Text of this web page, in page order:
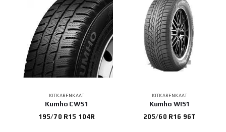
KITKARENKAAT
Kumho CW51
195/70 R15 104R
KITKARENKAAT
Kumho WI51
205/60 R16 96T